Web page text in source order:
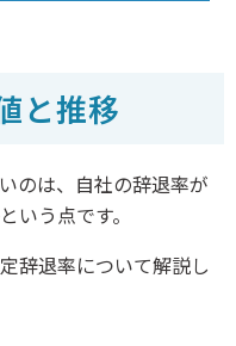
と推移
のは、自社の辞退率が
いう点です。
辞退率について解説し